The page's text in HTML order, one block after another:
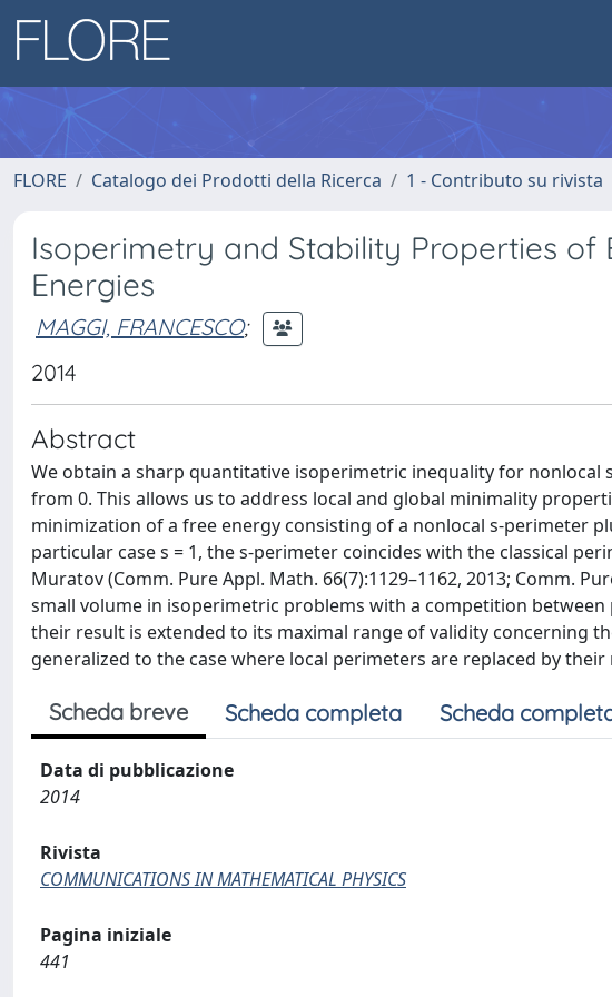
FLORE Catalogo dei Prodotti della Ricerca 1 - Contributo su rivista
Isoperimetry and Stability Properties of
Energies
MAGGI, FRANCESCO;
2014
Abstract
We obtain a sharp quantitative isoperimetric inequality for
from 0. This allows us to address local and global minimality
minimization of a free energy consisting of a nonlocal s-perimeter
particular case s = 1, the s-perimeter coincides with the classical
Muratov (Comm. Pure Appl. Math. 66(7):1129–1162, 2013; Comm.
small volume in isoperimetric problems with a competition
their result is extended to its maximal range of validity concerning
generalized to the case where local perimeters are replaced by
Scheda breve Scheda completa Scheda
Data di pubblicazione
2014
Rivista
COMMUNICATIONS IN MATHEMATICAL PHYSICS
Pagina iniziale
441